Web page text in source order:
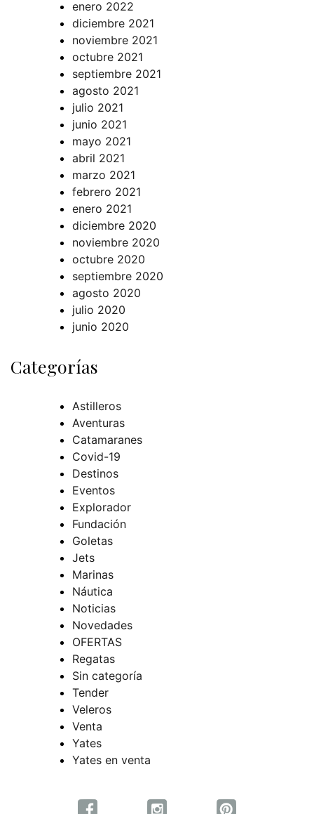
enero 2022
diciembre 2021
noviembre 2021
octubre 2021
septiembre 2021
agosto 2021
julio 2021
junio 2021
mayo 2021
abril 2021
marzo 2021
febrero 2021
enero 2021
diciembre 2020
noviembre 2020
octubre 2020
septiembre 2020
agosto 2020
julio 2020
junio 2020
Categorías
Astilleros
Aventuras
Catamaranes
Covid-19
Destinos
Eventos
Explorador
Fundación
Goletas
Jets
Marinas
Náutica
Noticias
Novedades
OFERTAS
Regatas
Sin categoría
Tender
Veleros
Venta
Yates
Yates en venta